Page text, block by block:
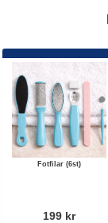
Fotfilar (6st)
199 kr